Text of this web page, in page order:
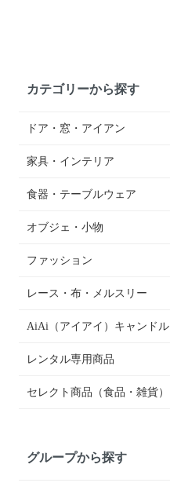
カテゴリーから探す
ドア・窓・アイアン
家具・インテリア
食器・テーブルウェア
オブジェ・小物
ファッション
レース・布・メルスリー
AiAi（アイアイ）キャンドル
レンタル専用商品
セレクト商品（食品・雑貨）
グループから探す